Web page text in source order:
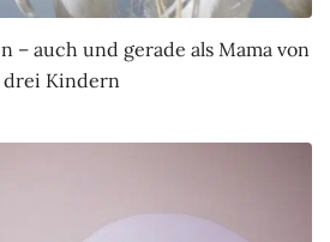
– auch und gerade als Mama von
drei Kindern